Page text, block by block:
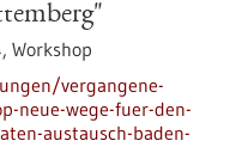
Workshop
vergangene-
neue-wege-fuer-den-
austausch-baden-